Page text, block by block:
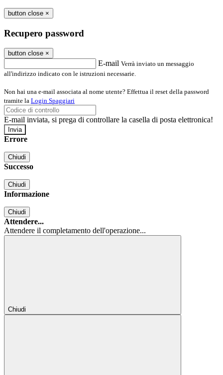
button close ×
Recupero password
button close ×
E-mail Verrà inviato un messaggio
all'indirizzo indicato con le istruzioni necessarie.
Non hai una e-mail associata al nome utente? Effettua il reset della password
tramite la Login Spaggiari
E-mail inviata, si prega di controllare la casella di posta elettronica!
Errore
Chiudi
Successo
Chiudi
Informazione
Chiudi
Attendere...
Attendere il completamento dell'operazione...
Chiudi